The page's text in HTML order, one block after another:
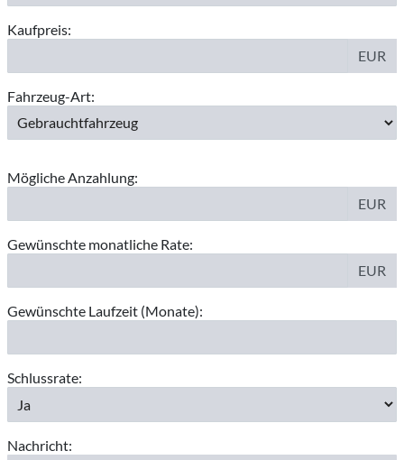
Kaufpreis:
EUR
Fahrzeug-Art:
Mögliche Anzahlung:
EUR
Gewünschte monatliche Rate:
EUR
Gewünschte Laufzeit (Monate):
Schlussrate:
Nachricht: